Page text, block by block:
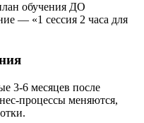
обучения ДО
— «1 сессия 2 часа для
3-6 месяцев после
процессы меняются,